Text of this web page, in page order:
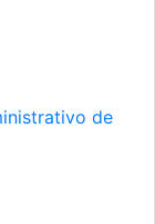
de